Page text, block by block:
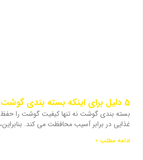
5 دلیل برای اینکه بسته بندی گوشت مهم است
بسته بندی گوشت نه تنها کیفیت گوشت را حفظ
غذایی در برابر آسیب محافظت می کند.
ادامه مطلب »